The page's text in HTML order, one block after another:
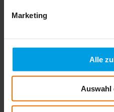
Marketing
Alle
Auswahl
Sewerin S.à.r.l.
+33 3 88681515